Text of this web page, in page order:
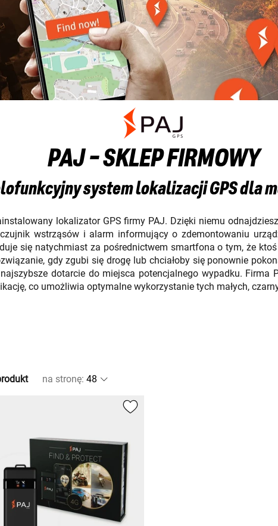
PAJ - SKLEP FIRMOWY
system lokalizacji GPS dla
lokalizator GPS firmy PAJ. Dzięki niemu
wstrząsów i alarm informujący o zdemontowaniu
się natychmiast za pośrednictwem smartfona o tym, że
gdy zgubi się drogę lub chciałoby się ponownie
dotarcie do miejsca potencjalnego wypadku. Firma
co umożliwia optymalne wykorzystanie tych małych,
na stronę: